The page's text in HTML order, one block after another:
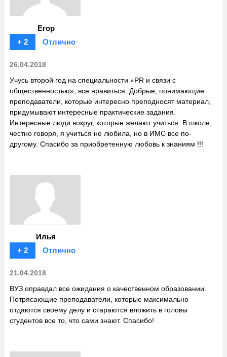
Егор
+ 2
Отлично
26.04.2018
Учусь второй год на специальности «PR и связи с
общественностью», все нравиться. Добрые, понимающие
преподаватели, которые интересно преподносят материал,
придумывают интересные практические задания.
Интересные люди вокруг, которые желают учиться. В школе,
честно говоря, я учиться не любила, но в ИМС все по-
другому. Спасибо за приобретенную любовь к знаниям !!!
Илья
+ 2
Отлично
21.04.2018
ВУЗ оправдал все ожидания о качественном образовании.
Потрясающие преподаватели, которые максимально
отдаются своему делу и стараются вложить в головы
студентов все то, что сами знают. Спасибо!